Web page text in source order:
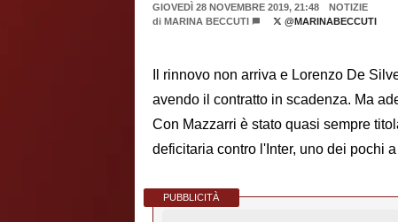
GIOVEDÌ 28 NOVEMBRE 2019, 21:48
NOTIZIE
di MARINA BECCUTI @MARINABECCUTI
Il rinnovo non arriva e Lorenzo De
avendo il contratto in scadenza. Ma
Con Mazzarri è stato quasi sempre
deficitaria contro l'Inter, uno dei pochi
PUBBLICITÀ